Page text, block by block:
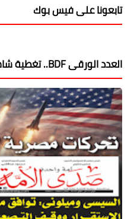
تابعونا على فيس بوك
العدد الورقى BDF.. تغطية شاملة